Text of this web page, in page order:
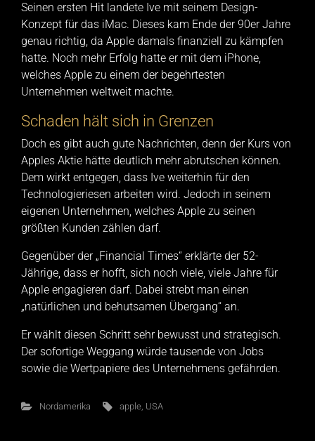
Seinen ersten Hit landete Ive mit seinem Design-
Konzept für das iMac. Dieses kam Ende der 90er Jahre
genau richtig, da Apple damals finanziell zu kämpfen
hatte. Noch mehr Erfolg hatte er mit dem iPhone,
welches Apple zu einem der begehrtesten
Unternehmen weltweit machte.
Schaden hält sich in Grenzen
Doch es gibt auch gute Nachrichten, denn der Kurs von
Apples Aktie hätte deutlich mehr abrutschen können.
Dem wirkt entgegen, dass Ive weiterhin für den
Technologieriesen arbeiten wird. Jedoch in seinem
eigenen Unternehmen, welches Apple zu seinen
größten Kunden zählen darf.
Gegenüber der „Financial Times“ erklärte der 52-
Jährige, dass er hofft, sich noch viele, viele Jahre für
Apple engagieren darf. Dabei strebt man einen
„natürlichen und behutsamen Übergang“ an.
Er wählt diesen Schritt sehr bewusst und strategisch.
Der sofortige Weggang würde tausende von Jobs
sowie die Wertpapiere des Unternehmens gefährden.
Nordamerika apple USA